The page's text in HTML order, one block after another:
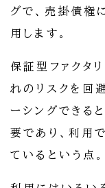
グで、売掛債権
用します。
保証型ファクタ
れのリスクを回
ーシングできる
要であり、利用
ているという点。